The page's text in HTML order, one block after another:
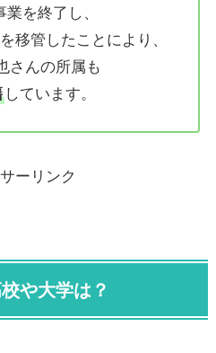
業を終了し、
移管したことにより、
さんの所属も
しています。
ーリンク
や大学は？